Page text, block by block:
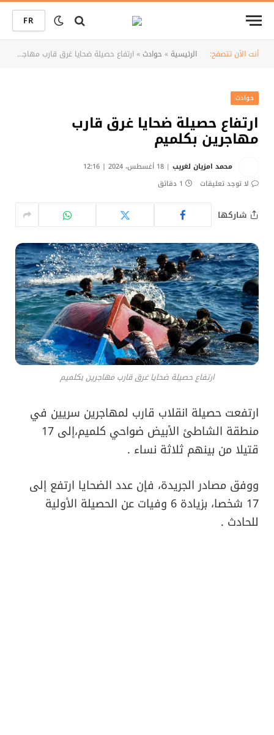
FR
أنت الآن تتصفح: الرئيسية»حوادث»ارتفاع حصيلة ضحايا غرق قارب مهاجرين بكلميم
حوادث
ارتفاع حصيلة ضحايا غرق قارب
مهاجرين بكلميم
محمد امزيان لغريب
18 أغسطس، 2024 | 12:16
لا توجد تعليقات
1 دقائق
شاركها
ارتفاع حصيلة ضحايا غرق قارب مهاجرين بكلميم
ارتفعت حصيلة انقلاب قارب لمهاجرين سريين في
منطقة الشاطئ الأبيض ضواحي كلميم،إلى 17
قتيلا من بينهم ثلاثة نساء .
ووفق مصادر الجريدة، فإن عدد الضحايا ارتفع إلى
17 شخصا، بزيادة 6 وفيات عن الحصيلة الأولية
للحادث .